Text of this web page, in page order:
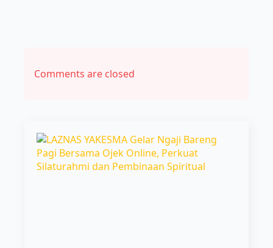
Comments are closed